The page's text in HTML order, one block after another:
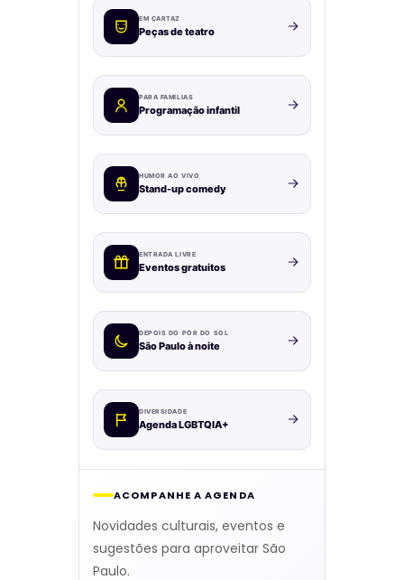
EM CARTAZ
Peças de teatro
PARA FAMÍLIAS
Programação infantil
HUMOR AO VIVO
Stand-up comedy
ENTRADA LIVRE
Eventos gratuitos
DEPOIS DO PÔR DO SOL
São Paulo à noite
DIVERSIDADE
Agenda LGBTQIA+
ACOMPANHE A AGENDA
Novidades culturais, eventos e
sugestões para aproveitar São
Paulo.